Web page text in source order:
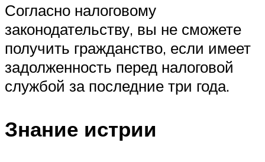
Согласно налоговому
законодательству, вы не сможете
получить гражданство, если имеет
задолженность перед налоговой
службой за последние три года.
Знание истрии